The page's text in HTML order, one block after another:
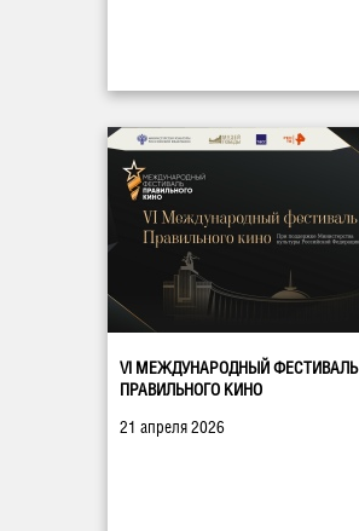
VI МЕЖДУНАРОДНЫЙ ФЕСТИВАЛЬ
ПРАВИЛЬНОГО КИНО
21 апреля 2026